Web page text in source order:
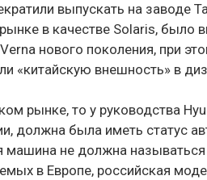
выпускать на заводе
в качестве Solaris, было
нового поколения, при
«китайскую внешность» в
рынке, то у руководства
должна была иметь статус
машина не должна
в Европе, российская